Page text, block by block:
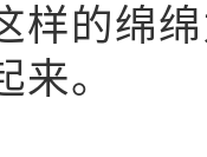
样的绵
。